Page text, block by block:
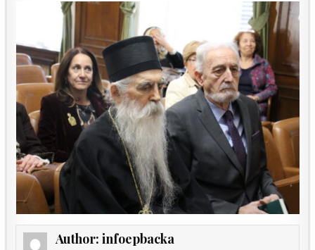
Author:infoepbacka